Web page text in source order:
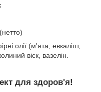
олії (м'ята, евкаліпт,
віск, вазелін.
для здоров'я!